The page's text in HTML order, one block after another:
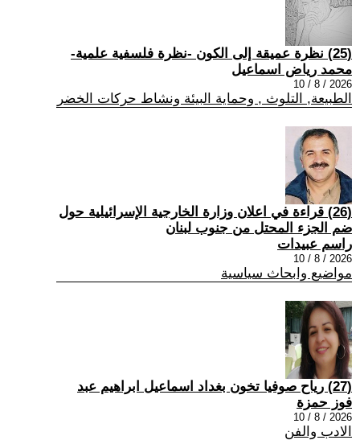
(25) نظرة عميقة إلى الكون -نظرة فلسفية علمية-
محمد رياض اسماعيل
2026 / 8 / 10
الطبيعة, التلوث , وحماية البيئة ونشاط حركات الخضر
(26) قراءة في اعلان وزارة الخارجية الإسرائيلية حول
ضم الجزء المحتل من جنوب لبنان
راسم عبيدات
2026 / 8 / 10
مواضيع وابحاث سياسية
(27) رياح صوفيا تخون بغداد اسماعيل ابراهيم عبد
فوز حمزة
2026 / 8 / 10
الادب والفن